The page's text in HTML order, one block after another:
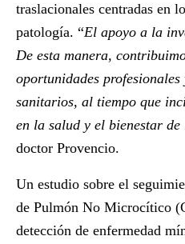
traslacionales centradas en
patología. “El apoyo a la
De esta manera,
oportunidades
sanitarios, al tiempo que
en la salud y el bienestar de
doctor Provencio.
Un estudio sobre el
de Pulmón No Microcítico
detección de enfermedad